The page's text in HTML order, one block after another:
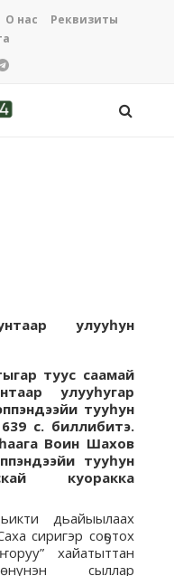
О нас
Реквизиты
улууһун
туус саамай
улууһугар
тууһун
с. биллибитэ.
Воин Шахов
тууһун
куоракка
дьайыылаах
сиригэр соҕотох
хайатыттан
сыллар